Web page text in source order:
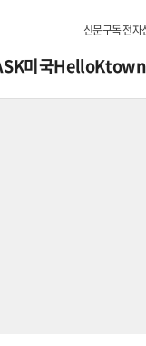
신문구독전자
미국HelloKtown